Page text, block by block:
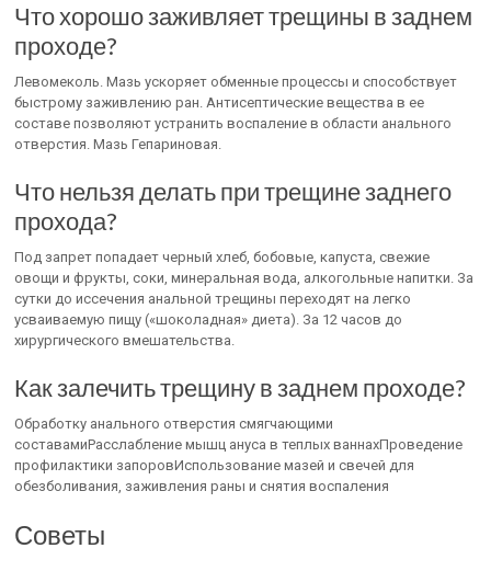
Что хорошо заживляет трещины в заднем
проходе?
Левомеколь. Мазь ускоряет обменные процессы и способствует
быстрому заживлению ран. Антисептические вещества в ее
составе позволяют устранить воспаление в области анального
отверстия. Мазь Гепариновая.
Что нельзя делать при трещине заднего
прохода?
Под запрет попадает черный хлеб, бобовые, капуста, свежие
овощи и фрукты, соки, минеральная вода, алкогольные напитки. За
сутки до иссечения анальной трещины переходят на легко
усваиваемую пищу («шоколадная» диета). За 12 часов до
хирургического вмешательства.
Как залечить трещину в заднем проходе?
Обработку анального отверстия смягчающими
составамиРасслабление мышц ануса в теплых ваннахПроведение
профилактики запоровИспользование мазей и свечей для
обезболивания, заживления раны и снятия воспаления
Советы